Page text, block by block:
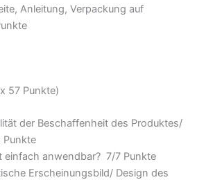
Anleitung, Verpackung auf
57 Punkte)
der Beschaffenheit des Produktes/
Punkte
einfach anwendbar? 7/7 Punkte
Erscheinungsbild/ Design des